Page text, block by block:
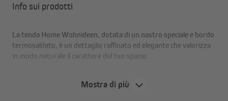
Info sui prodotti
La tenda Home Wohnideen, dotata di un nastro speciale e bordo
termosaldato, è un dettaglio raffinato ed elegante che valorizza
in modo naturale il carattere del tuo spazio.
Mostra di più